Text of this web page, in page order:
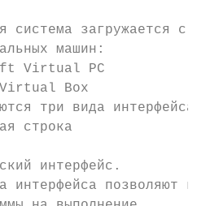
система загружается с
машин:
Virtual PC
Box
три вида интерфейса
строка
интерфейс.
интерфейса позволяют